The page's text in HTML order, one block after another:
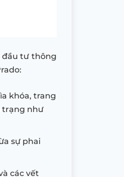
đầu tư thông
khóa, trang
trạng như
sự phai
các vết